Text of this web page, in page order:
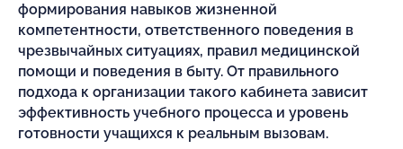
формирования навыков жизненной
компетентности, ответственного поведения в
чрезвычайных ситуациях, правил медицинской
помощи и поведения в быту. От правильного
подхода к организации такого кабинета зависит
эффективность учебного процесса и уровень
готовности учащихся к реальным вызовам.